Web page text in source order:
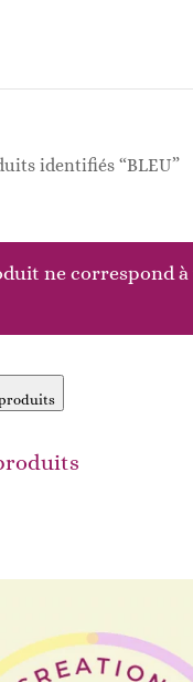
identifiés “BLEU”
ne correspond